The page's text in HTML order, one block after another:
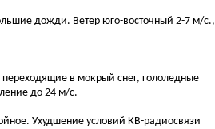
дожди. Ветер юго-восточный 2-7 м/с.,
в мокрый снег, гололедные
до 24 м/с.
Ухудшение условий КВ-радиосвязи